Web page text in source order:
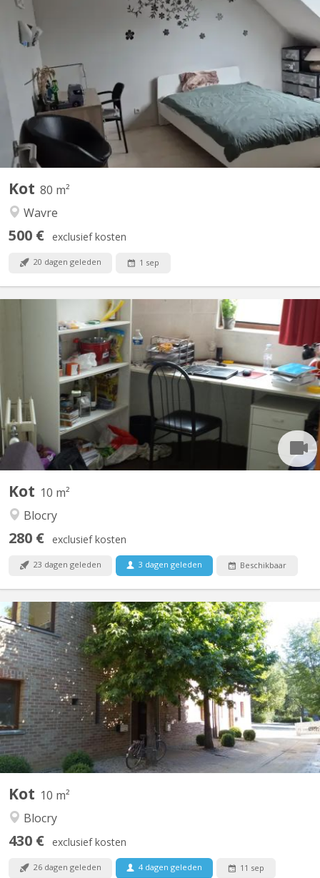
Kot 80 m²
Wavre
500 € exclusief kosten
20 dagen geleden 1 sep
KV 2258
Situé dans un écrin de verdure, à 10 minutes à pied des
transports en commun, 2 grandes chambres lumineuses
entièrement meublées sont libres dans un appartement 3
chambres. L’appartement est composé de 3 chambres, 2 salles
de bain, un WC séparé, une cuisine moderne entièrement
équipée et un large...
Kot 10 m²
Blocry
280 € exclusief kosten
23 dagen geleden 3 dagen geleden Beschikbaar
KV 1037
Kot situé rue des Sports 7 / 102: Très bien situé, dans une rue
calme, a deux pas du centre sportif du Blocry, et proche du
centre, IAD, Hocaille Appartement communautaire de 10 avec 3
salles de douches et 3 WC Disponible du 16 juillet au 10
septembre 2026
Kot 10 m²
Blocry
430 € exclusief kosten
26 dagen geleden 4 dagen geleden 11 sep
KV 709
Plusieurs chambres seront disponibles dans différentes maisons
partagées par 4 ou 6 étudiants à partir du 12/09/2026. Les
maisons pour 4 étudiants comprennent une cuisine équipée
commune, un accès à une terrasse et un jardin privatif. Au
premier étage, il y a deux chambres et une salle de bain,...